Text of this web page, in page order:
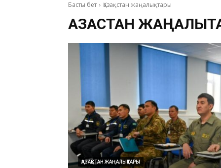
Басты бет Қазақстан жаңалықтары
ҚАЗАҚСТАН
ҚАЗАҚСТАН ЖАҢАЛЫҚТАРЫ